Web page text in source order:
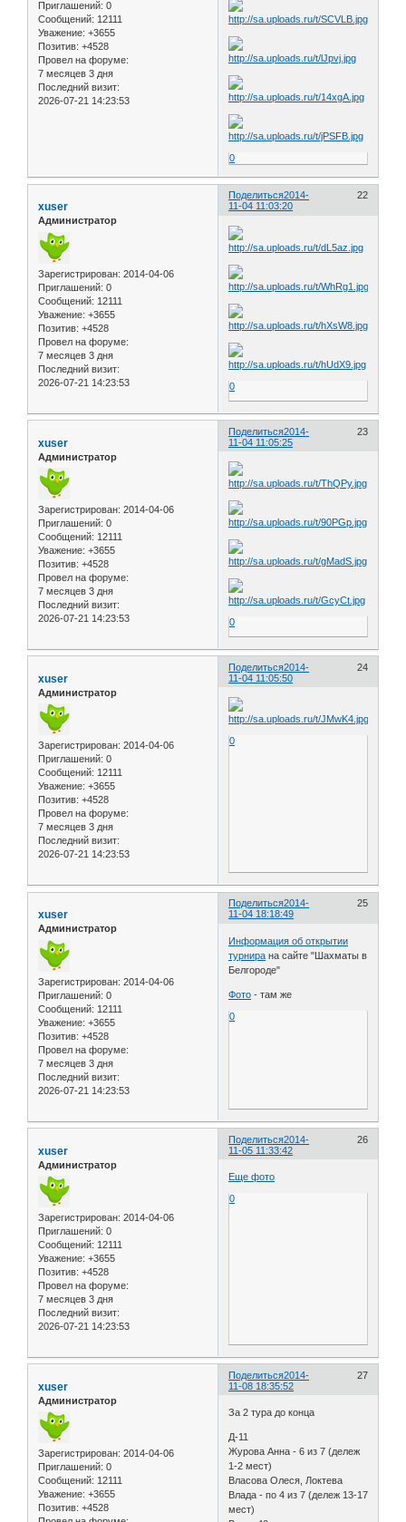
Приглашений: 0
Сообщений: 12111
Уважение: +3655
Позитив: +4528
Провел на форуме:
7 месяцев 3 дня
Последний визит:
2026-07-21 14:23:53
0
Поделиться 22
2014-
11-04 11:03:20
xuser
Администратор
Зарегистрирован: 2014-04-06
Приглашений: 0
Сообщений: 12111
Уважение: +3655
Позитив: +4528
Провел на форуме:
7 месяцев 3 дня
Последний визит:
2026-07-21 14:23:53
0
Поделиться 23
2014-
11-04 11:05:25
xuser
Администратор
Зарегистрирован: 2014-04-06
Приглашений: 0
Сообщений: 12111
Уважение: +3655
Позитив: +4528
Провел на форуме:
7 месяцев 3 дня
Последний визит:
2026-07-21 14:23:53
0
Поделиться 24
2014-
11-04 11:05:50
xuser
Администратор
Зарегистрирован: 2014-04-06
Приглашений: 0
Сообщений: 12111
Уважение: +3655
Позитив: +4528
Провел на форуме:
7 месяцев 3 дня
Последний визит:
2026-07-21 14:23:53
0
Поделиться 25
2014-
11-04 18:18:49
xuser
Администратор
Зарегистрирован: 2014-04-06
Приглашений: 0
Сообщений: 12111
Уважение: +3655
Позитив: +4528
Провел на форуме:
7 месяцев 3 дня
Последний визит:
2026-07-21 14:23:53
Информация об открытии
турнира на сайте "Шахматы в
Белгороде"
Фото - там же
0
Поделиться 26
2014-
11-05 11:33:42
xuser
Администратор
Зарегистрирован: 2014-04-06
Приглашений: 0
Сообщений: 12111
Уважение: +3655
Позитив: +4528
Провел на форуме:
7 месяцев 3 дня
Последний визит:
2026-07-21 14:23:53
Еще фото
0
Поделиться 27
2014-
11-08 18:35:52
xuser
Администратор
Зарегистрирован: 2014-04-06
Приглашений: 0
Сообщений: 12111
Уважение: +3655
Позитив: +4528
За 2 тура до конца
Д-11
Журова Анна - 6 из 7 (дележ
1-2 мест)
Власова Олеся, Локтева
Влада - по 4 из 7 (дележ 13-17
мест)